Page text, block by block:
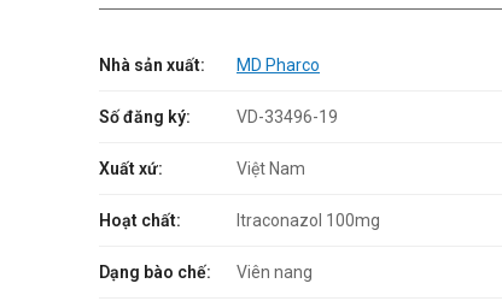
Nhà sản xuất: MD Pharco
Số đăng ký: VD-33496-19
Xuất xứ: Việt Nam
Hoạt chất: Itraconazol 100mg
Dạng bào chế: Viên nang